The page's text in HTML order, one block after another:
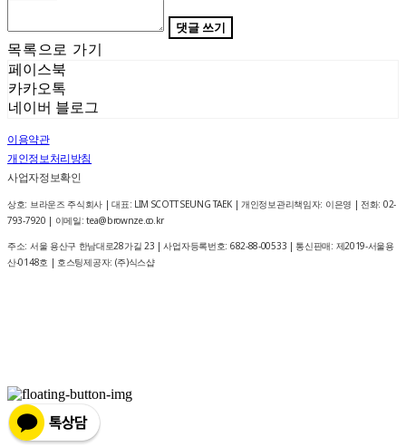
댓글 쓰기
목록으로 가기
페이스북
카카오톡
네이버 블로그
이용약관
개인정보처리방침
사업자정보확인
상호: 브라운즈 주식회사 | 대표: LIM SCOTT SEUNG TAEK | 개인정보관리책임자: 이은영 | 전화: 02-
793-7920 | 이메일: tea@brownze.co.kr
주소: 서울 용산구 한남대로28가길 23 | 사업자등록번호: 682-88-00533 | 통신판매: 제2019-서울용
산-0148호 | 호스팅제공자: (주)식스샵